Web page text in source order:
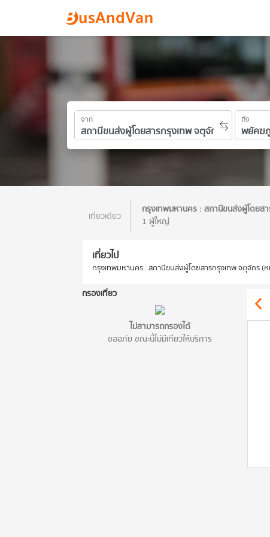
จาก ถึง
เที่ยวเดียว
กรุงเทพมหานคร : สถานีขนส่งผู้โดยส
1 ผู้ใหญ่
เที่ยวไป
กรุงเทพมหานคร : สถานีขนส่งผู้โดยสารกรุงเทพ จตุจักร (
กรองเที่ยว
ไม่สามารถกรองได้
ขออภัย ขณะนี้ไม่มีเที่ยวให้บริการ